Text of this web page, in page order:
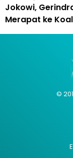
Jokowi,
Merapat ke
©